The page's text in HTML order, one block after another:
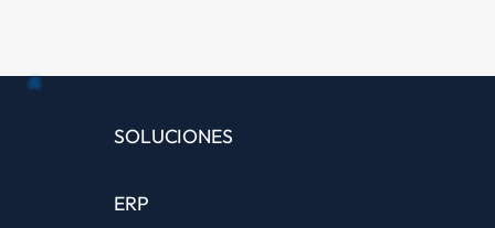
Alternative:
SOLUCIONES
ERP